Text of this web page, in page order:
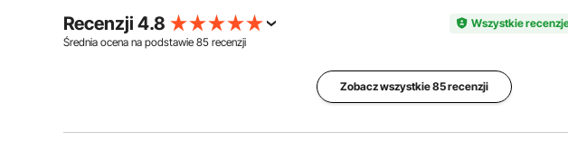
przedmiotu
Recenzji 4.8
Wszystkie
Średnia ocena na podstawie 85 recenzji
Zobacz wszystkie 85 recenzji